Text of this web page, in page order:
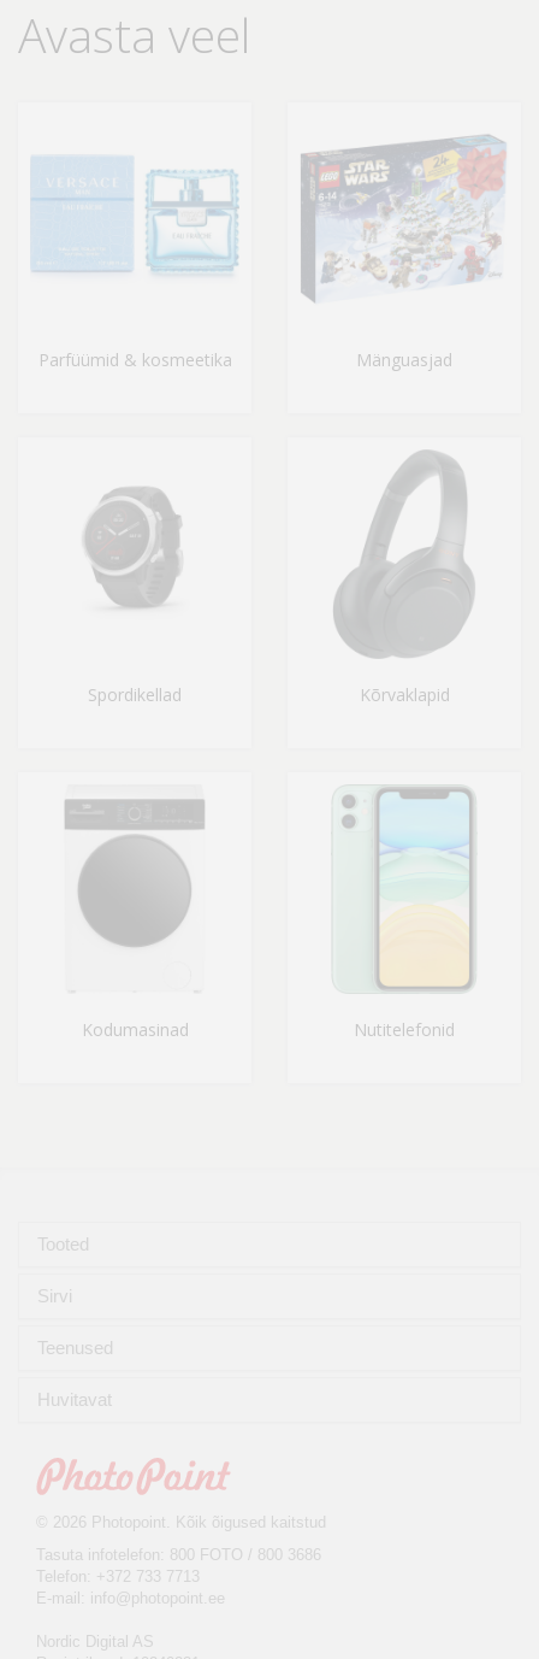
Avasta veel
Parfüümid & kosmeetika Mänguasjad
Spordikellad Kõrvaklapid
Kodumasinad Nutitelefonid
Tooted
Sirvi
Teenused
Huvitavat
© 2026 Photopoint. Kõik õigused kaitstud
Tasuta infotelefon: 800 FOTO / 800 3686
Telefon: +372 733 7713
E-mail: info@photopoint.ee
Nordic Digital AS